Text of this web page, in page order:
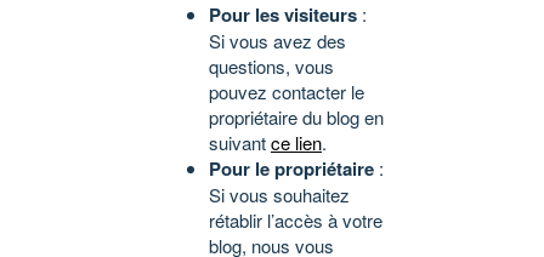
Pour les visiteurs :
Si vous avez des
questions, vous
pouvez contacter le
propriétaire du blog en
suivantce lien.
Pour le propriétaire :
Si vous souhaitez
rétablir l’accès à votre
blog, nous vous